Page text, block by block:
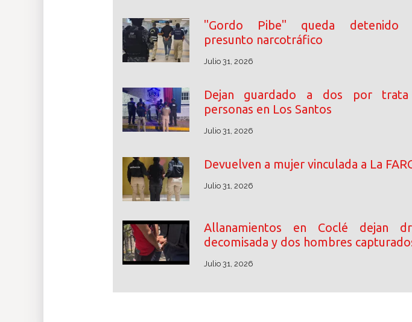
"Gordo Pibe" queda detenido
presunto narcotráfico
Julio 31, 2026
Dejan guardado a dos por
personas en Los Santos
Julio 31, 2026
Devuelven a mujer vinculada a La
Julio 31, 2026
Allanamientos en Coclé dejan
decomisada y dos hombres
Julio 31, 2026